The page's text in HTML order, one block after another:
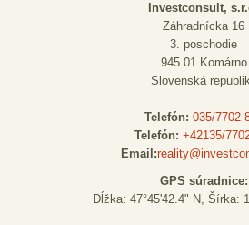
Investconsult,
Záhradnícka 16
3. poschodie
945 01 Komárno
Slovenská
Telefón: 035/7702
Telefón: +42135/
Email:
GPS súradnice:
Dĺžka: 47°45'42.4" N, Šírka: